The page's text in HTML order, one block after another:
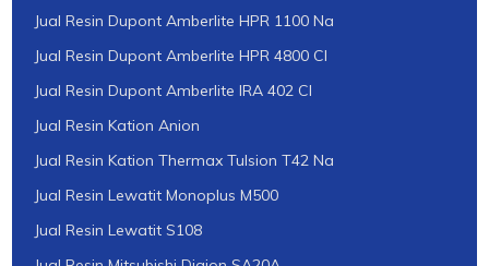
Jual Resin Dupont Amberlite HPR 1100 Na
Jual Resin Dupont Amberlite HPR 4800 Cl
Jual Resin Dupont Amberlite IRA 402 Cl
Jual Resin Kation Anion
Jual Resin Kation Thermax Tulsion T42 Na
Jual Resin Lewatit Monoplus M500
Jual Resin Lewatit S108